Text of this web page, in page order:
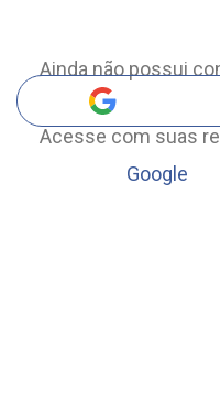
Ainda não possui
Acesse com suas
Google